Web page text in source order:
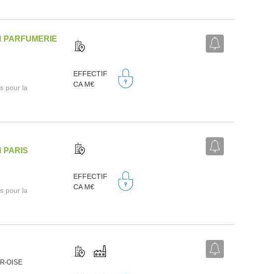
PARFUMERIE
pour la
EFFECTIF
CA M€
PARIS
pour la
EFFECTIF
CA M€
OISE